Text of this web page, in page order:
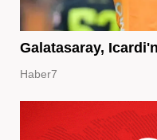
Galatasaray,
Haber7